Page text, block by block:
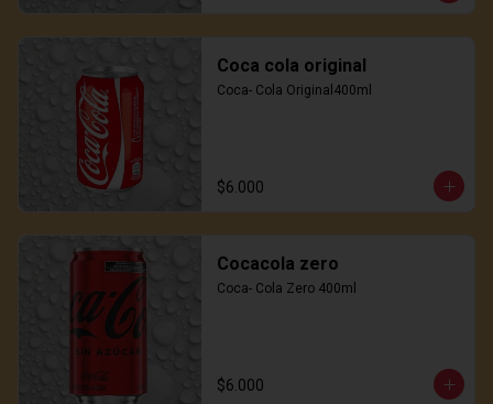
Coca cola original
Coca- Cola Original400ml
$6.000
Cocacola zero
Coca- Cola Zero 400ml
$6.000